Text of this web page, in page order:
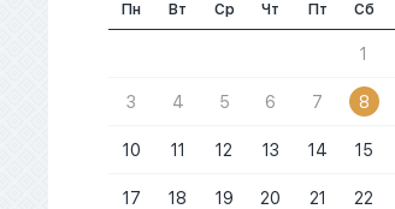
Пн Вт Ср Чт Пт Сб
1
3 4 5 6 7 8
10 11 12 13 14 15
17 18 19 20 21 22